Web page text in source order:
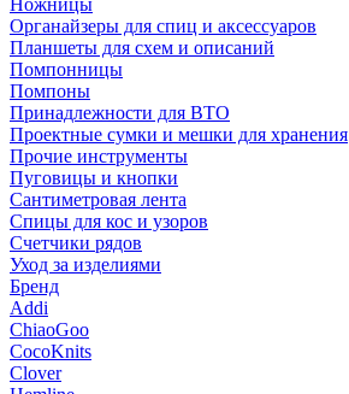
Ножницы
Органайзеры для спиц и аксессуаров
Планшеты для схем и описаний
Помпонницы
Помпоны
Принадлежности для ВТО
Проектные сумки и мешки для хранения
Прочие инструменты
Пуговицы и кнопки
Сантиметровая лента
Спицы для кос и узоров
Счетчики рядов
Уход за изделиями
Бренд
Addi
ChiaoGoo
CocoKnits
Clover